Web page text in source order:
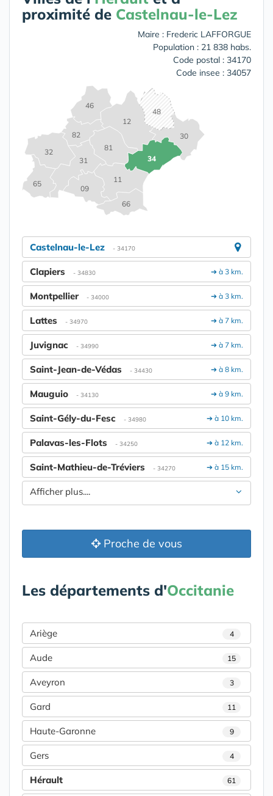
proximité de Castelnau-le-Lez
Maire : Frederic LAFFORGUE
Population : 21 838 habs.
Code postal : 34170
Code insee : 34057
09
11
12
30
31
32
34
46
48
65
66
81
82
Castelnau-le-Lez - 34170
➔ à 3 km.
Clapiers - 34830
➔ à 3 km.
Montpellier - 34000
➔ à 7 km.
Lattes - 34970
➔ à 7 km.
Juvignac - 34990
➔ à 8 km.
Saint-Jean-de-Védas - 34430
➔ à 9 km.
Mauguio - 34130
➔ à 10 km.
Saint-Gély-du-Fesc - 34980
➔ à 12 km.
Palavas-les-Flots - 34250
➔ à 15 km.
Saint-Mathieu-de-Tréviers - 34270
Afficher plus....
Proche de vous
Les départements d'Occitanie
Ariège 4
Aude 15
Aveyron 3
Gard 11
Haute-Garonne 9
Gers 4
Hérault 61